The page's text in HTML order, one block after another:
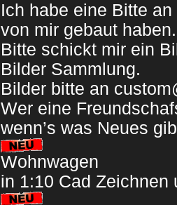
Ich habe eine Bitte
von mir gebaut haben.
Bitte schickt mir ein
Bilder Sammlung.
Bilder bitte an
Wer eine
wenn’s was Neues
Wohnwagen
in 1:10 Cad Zeichnen